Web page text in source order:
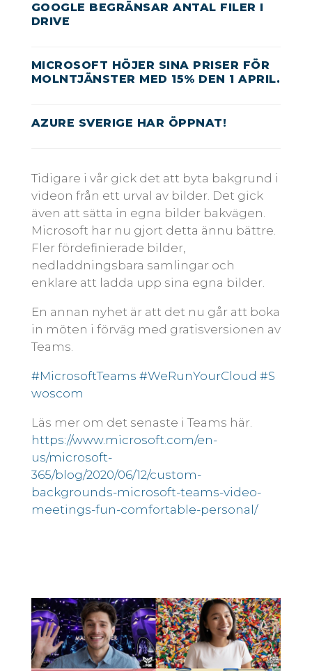
GOOGLE BEGRÄNSAR ANTAL FILER I
DRIVE
MICROSOFT HÖJER SINA PRISER FÖR
MOLNTJÄNSTER MED 15% DEN 1 APRIL.
AZURE SVERIGE HAR ÖPPNAT!
Tidigare i vår gick det att byta bakgrund i
videon från ett urval av bilder. Det gick
även att sätta in egna bilder bakvägen.
Microsoft har nu gjort detta ännu bättre.
Fler fördefinierade bilder,
nedladdningsbara samlingar och
enklare att ladda upp sina egna bilder.
En annan nyhet är att det nu går att boka
in möten i förväg med gratisversionen av
Teams.
#MicrosoftTeams #WeRunYourCloud #S
woscom
Läs mer om det senaste i Teams här.
https://www.microsoft.com/en-
us/microsoft-
365/blog/2020/06/12/custom-
backgrounds-microsoft-teams-video-
meetings-fun-comfortable-personal/